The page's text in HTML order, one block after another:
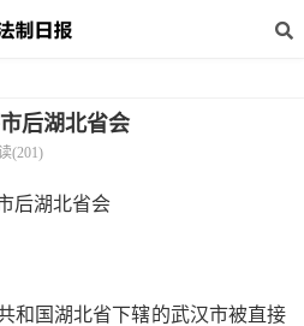
后湖北省会
(201)
和国湖北省下辖的武汉市被直接